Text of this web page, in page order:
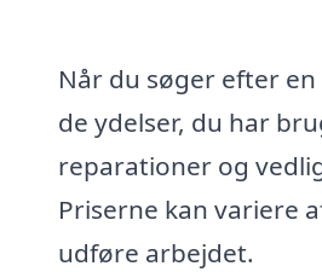
Når du søger efter
de ydelser, du har
reparationer og
Priserne kan variere
udføre arbejdet.